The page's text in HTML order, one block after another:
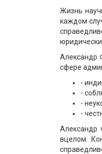
Жизнь
каждом
Александр
сфере
-
-
-
-
Александр
вцелом.